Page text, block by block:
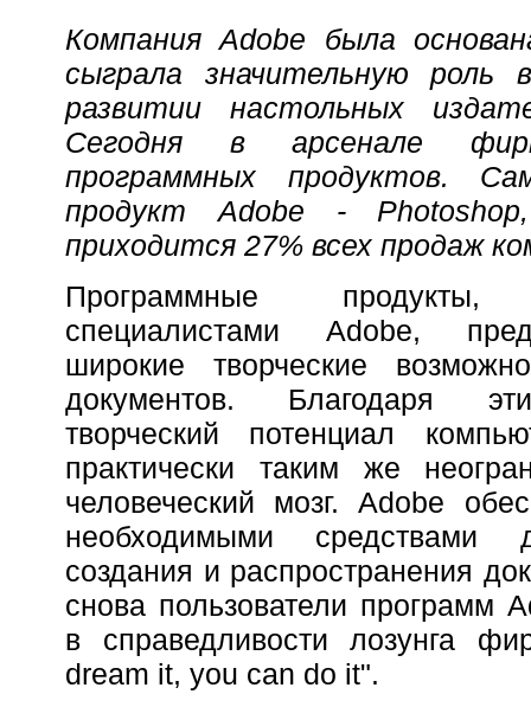
Компания Adobe была
сыграла значительную роль
развитии настольных
Сегодня в арсенале
программных продуктов.
продукт Adobe -
приходится 27% всех продаж
Программные продукты,
специалистами Adobe,
широкие творческие
документов. Благодаря
творческий потенциал
практически таким же
человеческий мозг. Adobe
необходимыми средствами
создания и распространения
снова пользователи программ
в справедливости лозунга
dream it, you can do it".